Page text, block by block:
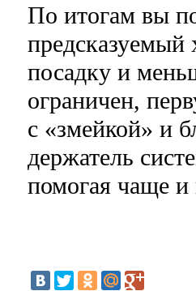
По итогам вы
предсказуемый
посадку и
ограничен,
с «змейкой» и
держатель
помогая чаще и